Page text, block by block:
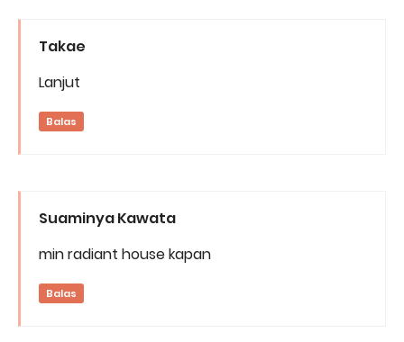
Takae
Lanjut
Balas
Suaminya Kawata
min radiant house kapan
Balas